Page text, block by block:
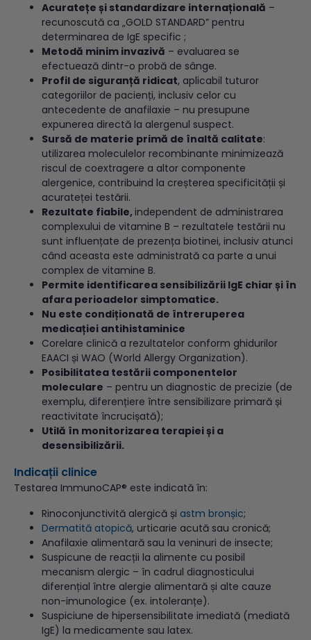
Acuratețe și standardizare internațională –
recunoscută ca „GOLD STANDARD” pentru
determinarea de IgE specific ;
Metodă minim invazivă – evaluarea se
efectuează dintr-o probă de sânge.
Profil de siguranță ridicat, aplicabil tuturor
categoriilor de pacienți, inclusiv celor cu
antecedente de anafilaxie – nu presupune
expunerea directă la alergenul suspect.
Sursă de materie primă de înaltă calitate:
utilizarea moleculelor recombinante minimizează
riscul de coextragere a altor componente
alergenice, contribuind la creșterea specificității și
acurateței testării.
Rezultate fiabile, independent de administrarea
complexului de vitamine B – rezultatele testării nu
sunt influențate de prezența biotinei, inclusiv atunci
când aceasta este administrată ca parte a unui
complex de vitamine B.
Permite identificarea sensibilizării IgE chiar și în
afara perioadelor simptomatice.
Nu este condiționată de întreruperea
medicației antihistaminice
Corelare clinică a rezultatelor conform ghidurilor
EAACI și WAO (World Allergy Organization).
Posibilitatea testării componentelor
moleculare – pentru un diagnostic de precizie (de
exemplu, diferențiere între sensibilizare primară și
reactivitate încrucișată);
Utilă în monitorizarea terapiei și a
desensibilizării.
Indicații clinice
Testarea ImmunoCAP® este indicată în:
Rinoconjunctivită alergică și astm bronșic;
Dermatită atopică, urticarie acută sau cronică;
Anafilaxie alimentară sau la veninuri de insecte;
Suspicune de reacții la alimente cu posibil
mecanism alergic – în cadrul diagnosticului
diferențial între alergie alimentară și alte cauze
non-imunologice (ex. intoleranțe).
Suspiciune de hipersensibilitate imediată (mediată
IgE) la medicamente sau latex.